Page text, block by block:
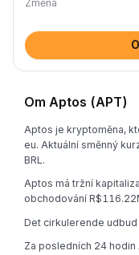
Změna
Om Aptos (APT)
Aptos je kryptoměna,
eu. Aktuální směnný
BRL.
Aptos má tržní
obchodování
Det cirkulerende
Za posledních 24